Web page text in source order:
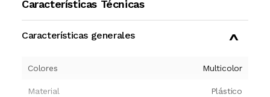
Características Técnicas
Características generales
Colores Multicolor
Material Plástico